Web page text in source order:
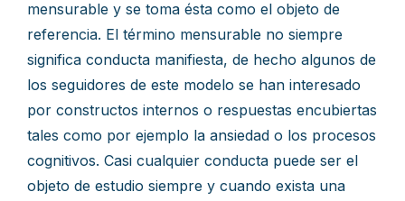
mensurable y se toma ésta como el objeto de
referencia. El término mensurable no siempre
significa conducta manifiesta, de hecho algunos de
los seguidores de este modelo se han interesado
por constructos internos o respuestas encubiertas
tales como por ejemplo la ansiedad o los procesos
cognitivos. Casi cualquier conducta puede ser el
objeto de estudio siempre y cuando exista una